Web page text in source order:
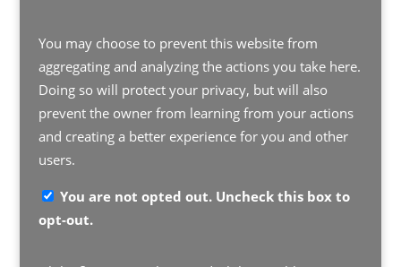
You may choose to prevent this website from
aggregating and analyzing the actions you take here.
Doing so will protect your privacy, but will also
prevent the owner from learning from your actions
and creating a better experience for you and other
users.
You are not opted out. Uncheck this box to
opt-out.